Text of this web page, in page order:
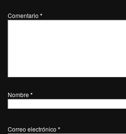
Comentario *
Nombre *
Correo electrónico *